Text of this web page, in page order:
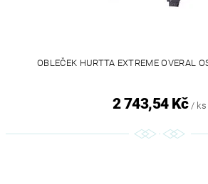
OBLEČEK HURTTA EXTREME OVERAL
2 743,54 Kč / ks